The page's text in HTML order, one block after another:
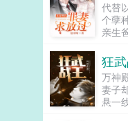
代替
个孽
亲生
狂
万神
妻子
悬一